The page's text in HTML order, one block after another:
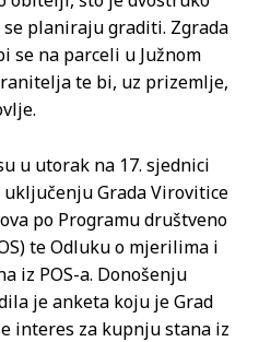
planiraju graditi. Zgrada
se na parceli u Južnom
te bi, uz prizemlje,
u utorak na 17. sjednici
Grada Virovitice
po Programu društveno
te Odluku o mjerilima i
iz POS-a. Donošenju
je anketa koju je Grad
interes za kupnju stana iz